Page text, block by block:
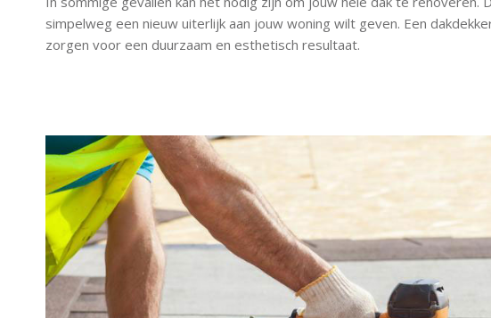
simpelweg een nieuw uiterlijk aan jouw woning wilt geven. Een
zorgen voor een duurzaam en esthetisch resultaat.